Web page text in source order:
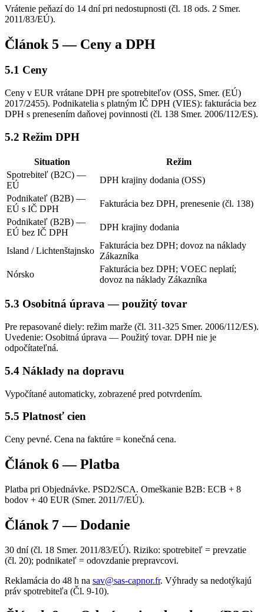
Vrátenie peňazí do 14 dní pri nedostupnosti (čl. 18 ods. 2 Smer.
2011/83/EÚ).
Článok 5 — Ceny a DPH
5.1 Ceny
Ceny v EUR vrátane DPH pre spotrebiteľov (OSS, Smer. (EÚ)
2017/2455). Podnikatelia s platným IČ DPH (VIES): fakturácia bez
DPH s prenesením daňovej povinnosti (čl. 138 Smer. 2006/112/ES).
5.2 Režim DPH
Situation
Režim
Spotrebiteľ (B2C) —
EÚ
DPH krajiny dodania (OSS)
Podnikateľ (B2B) —
EÚ s IČ DPH
Fakturácia bez DPH, prenesenie (čl. 138)
Podnikateľ (B2B) —
EÚ bez IČ DPH
DPH krajiny dodania
Island / Lichtenštajnsko
Fakturácia bez DPH; dovoz na náklady
Zákazníka
Nórsko
Fakturácia bez DPH; VOEC neplatí;
dovoz na náklady Zákazníka
5.3 Osobitná úprava — použitý tovar
Pre repasované diely: režim marže (čl. 311-325 Smer. 2006/112/ES).
Uvedenie: Osobitná úprava — Použitý tovar. DPH nie je
odpočítateľná.
5.4 Náklady na dopravu
Vypočítané automaticky, zobrazené pred potvrdením.
5.5 Platnosť cien
Ceny pevné. Cena na faktúre = konečná cena.
Článok 6 — Platba
Platba pri Objednávke. PSD2/SCA. Omeškanie B2B: ECB + 8
bodov + 40 EUR (Smer. 2011/7/EÚ).
Článok 7 — Dodanie
30 dní (čl. 18 Smer. 2011/83/EÚ). Riziko: spotrebiteľ = prevzatie
(čl. 20); podnikateľ = odovzdanie prepravcovi.
Reklamácia do 48 h na sav@sas-capnor.fr. Výhrady sa nedotýkajú
práv spotrebiteľa (Čl. 9-10).